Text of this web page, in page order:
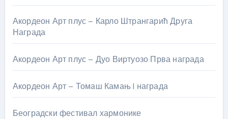
Акордеон Арт плус – Карло Штрангарић Друга
Награда
Акордеон Арт плус – Дуо Виртуозо Прва награда
Акордеон Арт – Томаш Камањ I награда
Београдски фестивал хармонике